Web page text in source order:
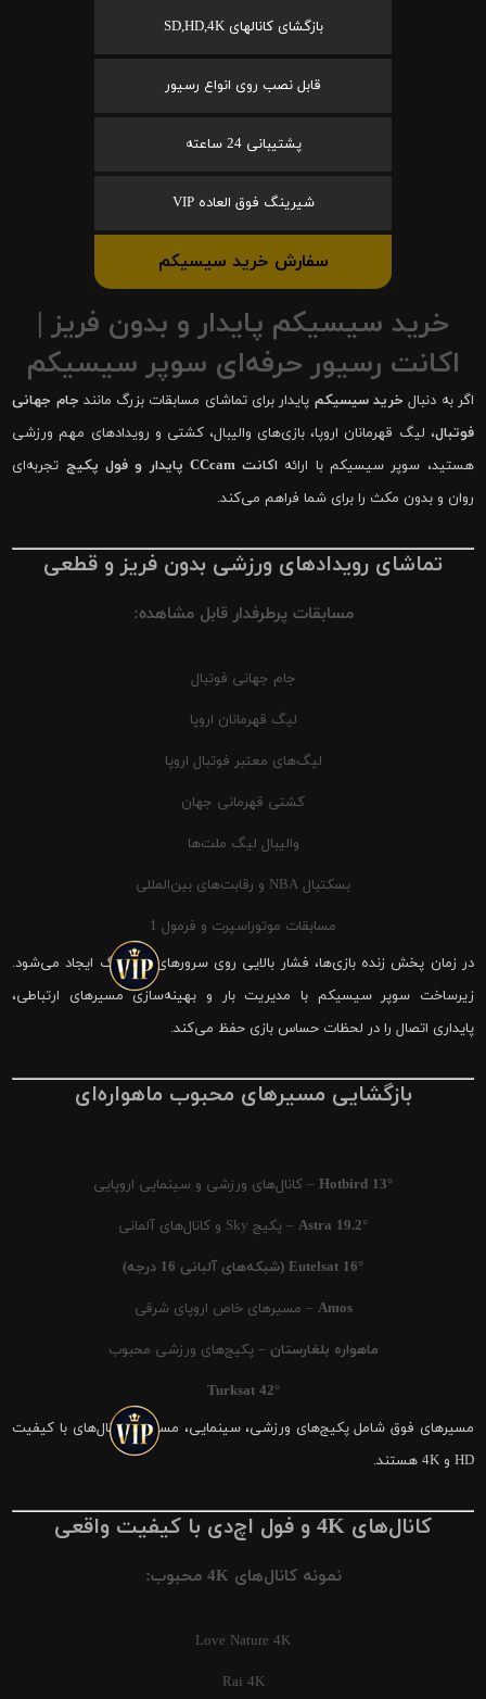
بازگشای کانالهای SD,HD,4K
قابل نصب روی انواع رسیور
پشتیبانی 24 ساعته
شیرینگ فوق العاده VIP
سفارش خرید سیسیکم
خرید سیسیکم پایدار و بدون فریز |
اکانت رسیور حرفه‌ای سوپر سیسیکم
اگر به دنبال خرید سیسیکم پایدار برای تماشای مسابقات بزرگ مانند جام جهانی
فوتبال، لیگ قهرمانان اروپا، بازی‌های والیبال، کشتی و رویدادهای مهم ورزشی
هستید، سوپر سیسیکم با ارائه اکانت CCcam پایدار و فول پکیج
تجربه‌ای
روان و بدون مکث را برای شما فراهم می‌کند.
تماشای رویدادهای ورزشی بدون فریز و قطعی
مسابقات پرطرفدار قابل مشاهده:
جام جهانی فوتبال
لیگ قهرمانان اروپا
لیگ‌های معتبر فوتبال اروپا
کشتی قهرمانی جهان
والیبال لیگ ملت‌ها
بسکتبال NBA و رقابت‌های بین‌المللی
مسابقات موتوراسپرت و فرمول 1
در زمان پخش زنده بازی‌ها، فشار بالایی روی سرورهای شیرینگ ایجاد می‌شود.
زیرساخت سوپر سیسیکم با مدیریت بار و بهینه‌سازی مسیرهای ارتباطی،
پایداری اتصال را در لحظات حساس بازی حفظ می‌کند.
بازگشایی مسیرهای محبوب ماهواره‌ای
Hotbird 13° – کانال‌های ورزشی و سینمایی اروپایی
Astra 19.2° – پکیج Sky و کانال‌های آلمانی
Eutelsat 16° (شبکه‌های آلبانی 16 درجه)
Amos – مسیرهای خاص اروپای شرقی
ماهواره بلغارستان – پکیج‌های ورزشی محبوب
Turksat 42°
مسیرهای فوق شامل پکیج‌های ورزشی، سینمایی، مستند و کانال‌های با کیفیت
HD و 4K هستند.
کانال‌های 4K و فول اچ‌دی با کیفیت واقعی
نمونه کانال‌های 4K محبوب:
Love Nature 4K
Rai 4K